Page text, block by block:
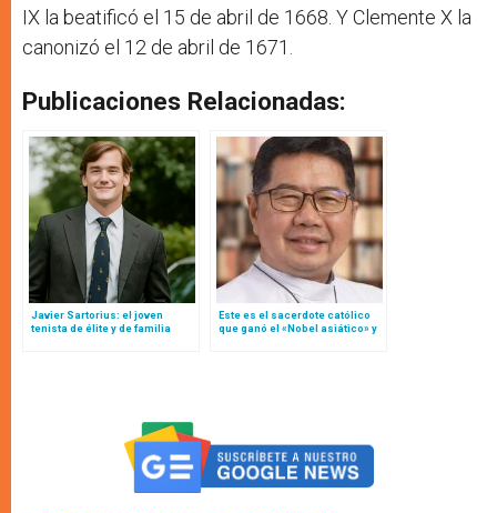
IX la beatificó el 15 de abril de 1668. Y Clemente X la
canonizó el 12 de abril de 1671.
Publicaciones Relacionadas:
Javier Sartorius: el joven
tenista de élite y de familia
Este es el sacerdote católico
que ganó el «Nobel asiático» y